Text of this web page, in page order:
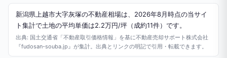
新潟県上越市大字灰塚の不動産相場は、2026年8月時点の当サイ
ト集計で土地の平均単価は2.2万円/坪（成約11件）です。
出典: 国土交通省「不動産取引価格情報」を基に不動産売却サポート株式会社
『fudosan-souba.jp』が集計。出典とリンクの明記で引用・転載できます。